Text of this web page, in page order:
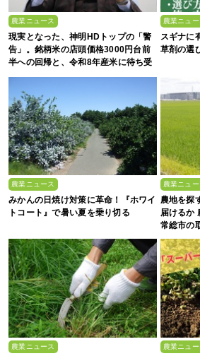
農業ニュース
現実となった、神明HDトップの「警
告」。銘柄米の店頭価格3000円台前
半への回帰と、令和8年産米に待ち受
農業ニュー
スギナに
草剤の選
農業ニュース
みかんの日焼け対策に革命！『ホワイ
トコート』で暑い夏を乗り切る
農業ニュー
農地を探
届けるか
常総市の
農業ニュース 農業ニュー